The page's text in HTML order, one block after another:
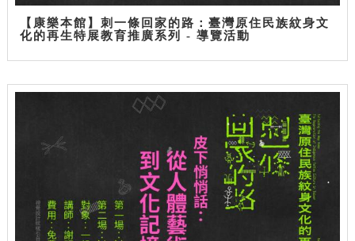
【康樂本館】刺一條回家的路：臺灣原住民族紋身文
化的再生特展教育推廣系列 - 導覽活動